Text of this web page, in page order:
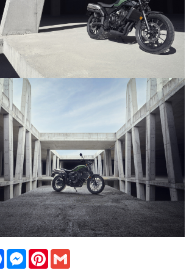
FacebookMessenger
Pinterest